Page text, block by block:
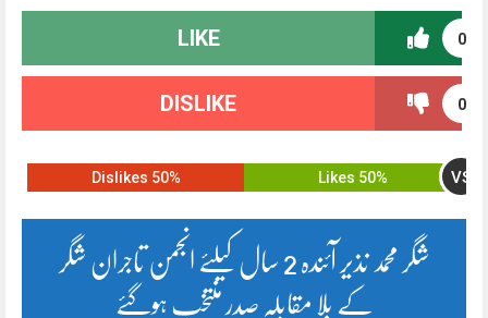
0
LIKE
0
DISLIKE
50% Likes VS
50% Dislikes
شگر محمد نذیر آئندہ 2 سال کیلئے انجمن تاجران شگر
کے بلا مقابلہ صدر منتخب ہوگئے